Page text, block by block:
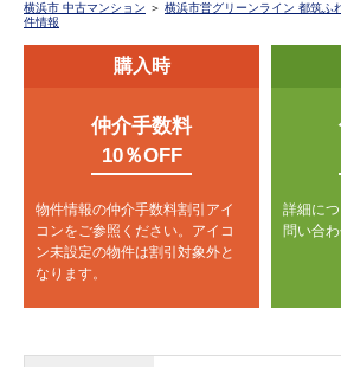
横浜市 中古マンション ＞ 横浜市営グリーンライン 都筑ふ
件情報
購入時
仲介手数料
10％OFF
物件情報の仲介手数料割引アイ
コンをご参照ください。 アイコ
ン未設定の物件は割引対象外と
なります。
詳細に
問い合わ